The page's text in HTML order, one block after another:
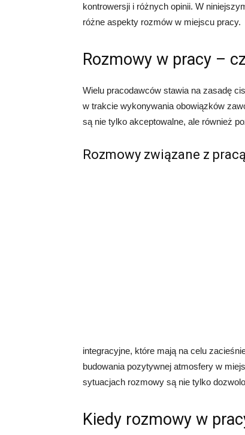
kontrowersji i różnych opinii. W
różne aspekty rozmów w miejscu pracy.
Rozmowy w pracy –
Wielu pracodawców stawia na zasadę
w trakcie wykonywania obowiązków
są nie tylko akceptowalne, ale również
Rozmowy związane z pracą
integracyjne, które mają na celu
budowania pozytywnej atmosfery w
sytuacjach rozmowy są nie tylko
Kiedy rozmowy w